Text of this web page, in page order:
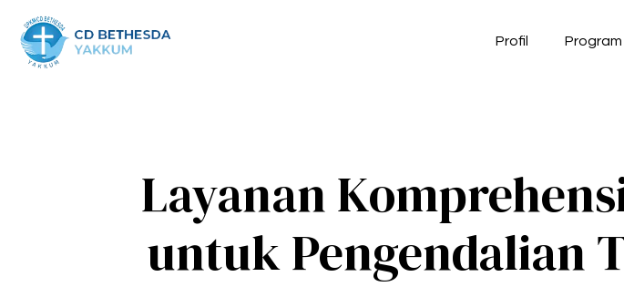
Profil Program
Layanan
untuk Pengendalian